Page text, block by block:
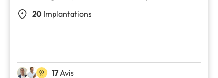
20 Implantations
17 Avis